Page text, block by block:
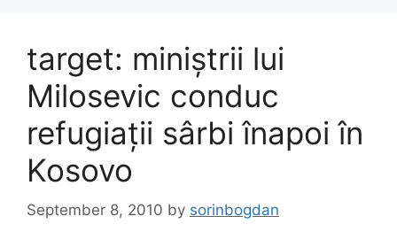
target: miniștrii lui
Milosevic conduc
refugiații sârbi înapoi în
Kosovo
September 8, 2010 by sorinbogdan